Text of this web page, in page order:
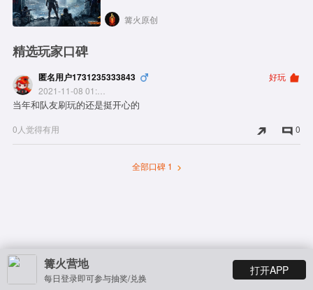
篝火原创
精选玩家口碑
匿名用户1731235333843
2021-11-08 01:19:01
好玩
当年和队友刷玩的还是挺开心的
0人觉得有用 0
全部口碑 1
篝火营地
每日登录即可参与抽奖/兑换
打开APP